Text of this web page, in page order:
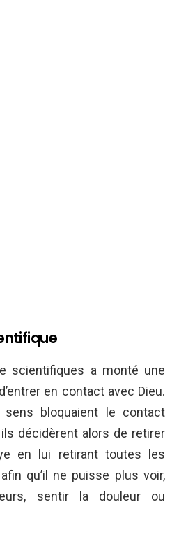
scientifiques a monté une
en contact avec Dieu.
bloquaient le contact
ils décidèrent alors de retirer
en lui retirant toutes les
qu’il ne puisse plus voir,
sentir la douleur ou